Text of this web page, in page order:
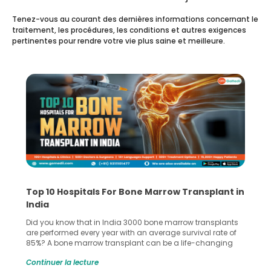
Tenez-vous au courant des dernières informations concernant le
traitement, les procédures, les conditions et autres exigences
pertinentes pour rendre votre vie plus saine et meilleure.
Recognizing Critical Symptoms of a Frontal
Lobe Brain Tumor Could Save Your Life
Did you know that the frontal lobe of your brain is the most
common site for tumor occurrence? The frontal lobe is a
key part of your brain and is responsible for various
harm to it can lead to serious complications. However, with
Continuer la lecture